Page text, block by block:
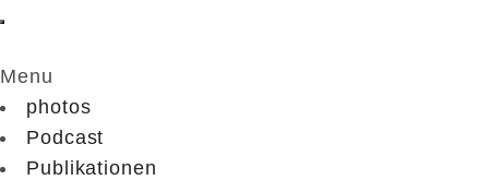
Menu
photos
Podcast
Publikationen